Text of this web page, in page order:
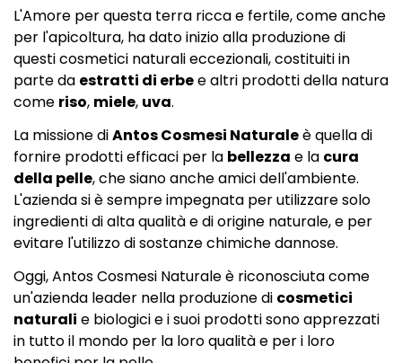
L'Amore per questa terra ricca e fertile, come anche
per l'apicoltura, ha dato inizio alla produzione di
questi cosmetici naturali eccezionali, costituiti in
parte da estratti di erbee altri prodotti della natura
come riso, miele, uva.
La missione diAntos Cosmesi Naturaleè quella di
fornire prodotti efficaci per la bellezza e la cura
della pelle, che siano anche amici dell'ambiente.
L'azienda si è sempre impegnata per utilizzare solo
ingredienti di alta qualità e di origine naturale, e per
evitare l'utilizzo di sostanze chimiche dannose.
Oggi, Antos Cosmesi Naturale è riconosciuta come
un'azienda leader nella produzione di cosmetici
naturali e biologici e i suoi prodotti sono apprezzati
in tutto il mondo per la loro qualità e per i loro